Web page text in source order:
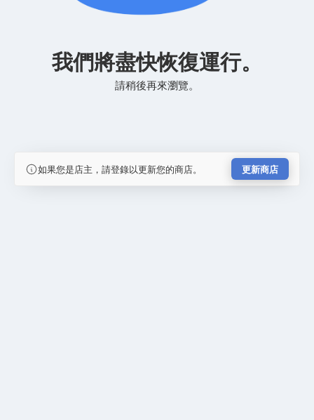
我們將盡快恢復運行。
請稍後再來瀏覽。
如果您是店主，請登錄以更新您的商店。 更新商店